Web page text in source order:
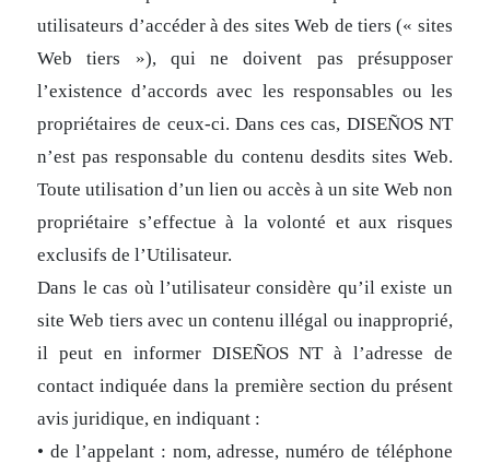
utilisateurs d’accéder à des sites Web de tiers (« sites
Web tiers »), qui ne doivent pas présupposer
l’existence d’accords avec les responsables ou les
propriétaires de ceux-ci. Dans ces cas, DISEÑOS NT
n’est pas responsable du contenu desdits sites Web.
Toute utilisation d’un lien ou accès à un site Web non
propriétaire s’effectue à la volonté et aux risques
exclusifs de l’Utilisateur.
Dans le cas où l’utilisateur considère qu’il existe un
site Web tiers avec un contenu illégal ou inapproprié,
il peut en informer DISEÑOS NT à l’adresse de
contact indiquée dans la première section du présent
avis juridique, en indiquant :
• de l’appelant : nom, adresse, numéro de téléphone